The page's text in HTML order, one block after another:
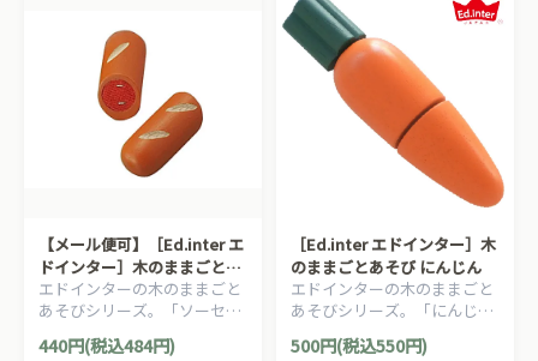
【メール便可】［Ed.inter エ
ドインター］木のままごとあ
そび ソーセージ
エドインターの木のままごと
あそびシリーズ。「ソーセー
ジ」です。
440円(税込484円)
［Ed.inter エドインター］木
のままごとあそび にんじん
エドインターの木のままごと
あそびシリーズ。「にんじ
ん」です。
500円(税込550円)